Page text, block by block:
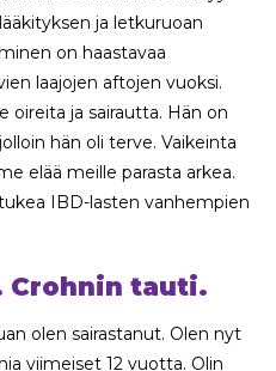
ja letkuruoan
on haastavaa
laajojen aftojen vuoksi.
ja sairautta. Hän on
hän oli terve. Vaikeinta
elää meille parasta arkea.
IBD-lasten vanhempien
Crohnin tauti.
olen sairastanut. Olen nyt
viimeiset 12 vuotta. Olin